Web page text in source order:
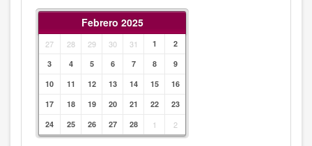
Febrero 2025
27 28 29 30 31 1
2
3
4 5 6 7 8
9
10
11 12 13 14 15
16
17
18 19 20 21 22
23
24
25 26 27 28 1 2